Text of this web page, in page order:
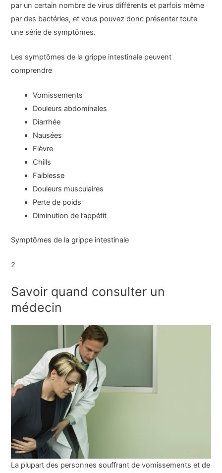
par un certain nombre de virus différents et parfois même
par des bactéries, et vous pouvez donc présenter toute
une série de symptômes.
Les symptômes de la grippe intestinale peuvent
comprendre
Vomissements
Douleurs abdominales
Diarrhée
Nausées
Fièvre
Chills
Faiblesse
Douleurs musculaires
Perte de poids
Diminution de l’appétit
Symptômes de la grippe intestinale
2
Savoir quand consulter un
médecin
La plupart des personnes souffrant de vomissements et de